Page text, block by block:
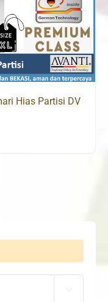
Hias Partisi DV
